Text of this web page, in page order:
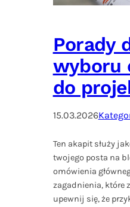
Porady
wyboru
do
15.03.2026
Ten akapit służy
twojego posta na
omówienia
zagadnienia, które
upewnij się, że